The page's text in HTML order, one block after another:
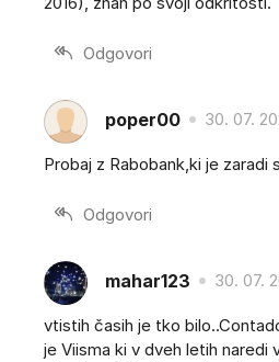
Odgovori
poper00 30. 07.
Probaj z Rabobank,ki je zaradi
Odgovori
mahar123 30. 07.
vtistih časih je tko
je Viisma ki v dveh letih naredi